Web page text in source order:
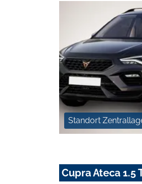
Standort
Cupra Ateca 1.5